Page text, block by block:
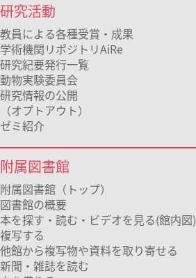
研究活動
教員による各種受賞・成果
学術機関リポジトリAiRe
研究紀要発行一覧
動物実験委員会
研究情報の公開
（オプトアウト）
ゼミ紹介
附属図書館
附属図書館（トップ）
図書館の概要
本を探す・読む・ビデオを見る(館内図)
複写する
他館から複写物や資料を取り寄せる
新聞・雑誌を読む